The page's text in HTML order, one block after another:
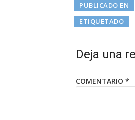
PUBLICADO EN
ETIQUETADO
Deja una
COMENTARIO *